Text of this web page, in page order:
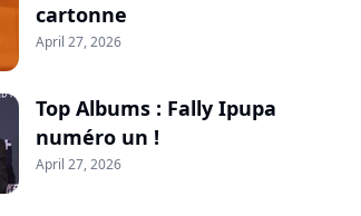
cartonne
April 27, 2026
Top Albums : Fally Ipupa
numéro un !
April 27, 2026